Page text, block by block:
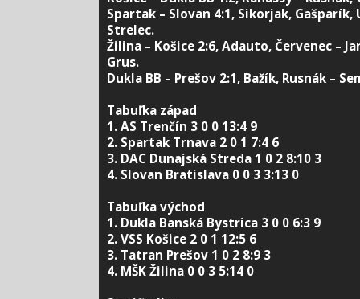
Spartak – Slovan 4:1, Sikorjak, Gašparík,
Strelec.
Žilina – Košice 2:6, Adauto, Červenec –
Grus.
Dukla BB – Prešov 2:1, Bažík, Rusnák –
Tabuľka západ
1. AS Trenčín 3 0 0 13:4 9
2. Spartak Trnava 2 0 1 7:4 6
3. DAC Dunajská Streda 1 0 2 8:10 3
4. Slovan Bratislava 0 0 3 3:13 0
Tabuľka východ
1. Dukla Banská Bystrica 3 0 0 6:3 9
2. VSS Košice 2 0 1 12:5 6
3. Tatran Prešov 1 0 2 8:9 3
4. MŠK Žilina 0 0 3 5:14 0